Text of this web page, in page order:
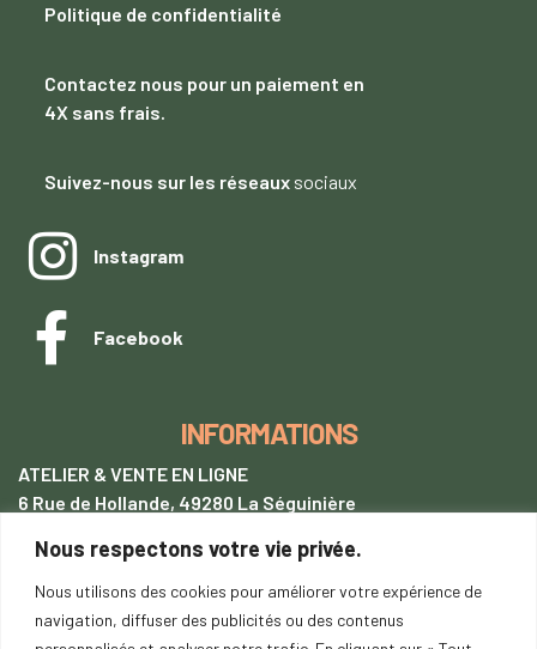
Nous respectons votre vie privée.
Nous utilisons des cookies pour améliorer votre expérience de
navigation, diffuser des publicités ou des contenus
Politique de confidentialité
Contactez nous pour un paiement en
4X sans frais.
Suivez-nous sur les réseaux sociaux
Instagram
Facebook
INFORMATIONS
ATELIER & VENTE EN LIGNE
6 Rue de Hollande, 49280 La Séguinière
+33 (0)7 62 28 54 94
tentetoit@gmail.com